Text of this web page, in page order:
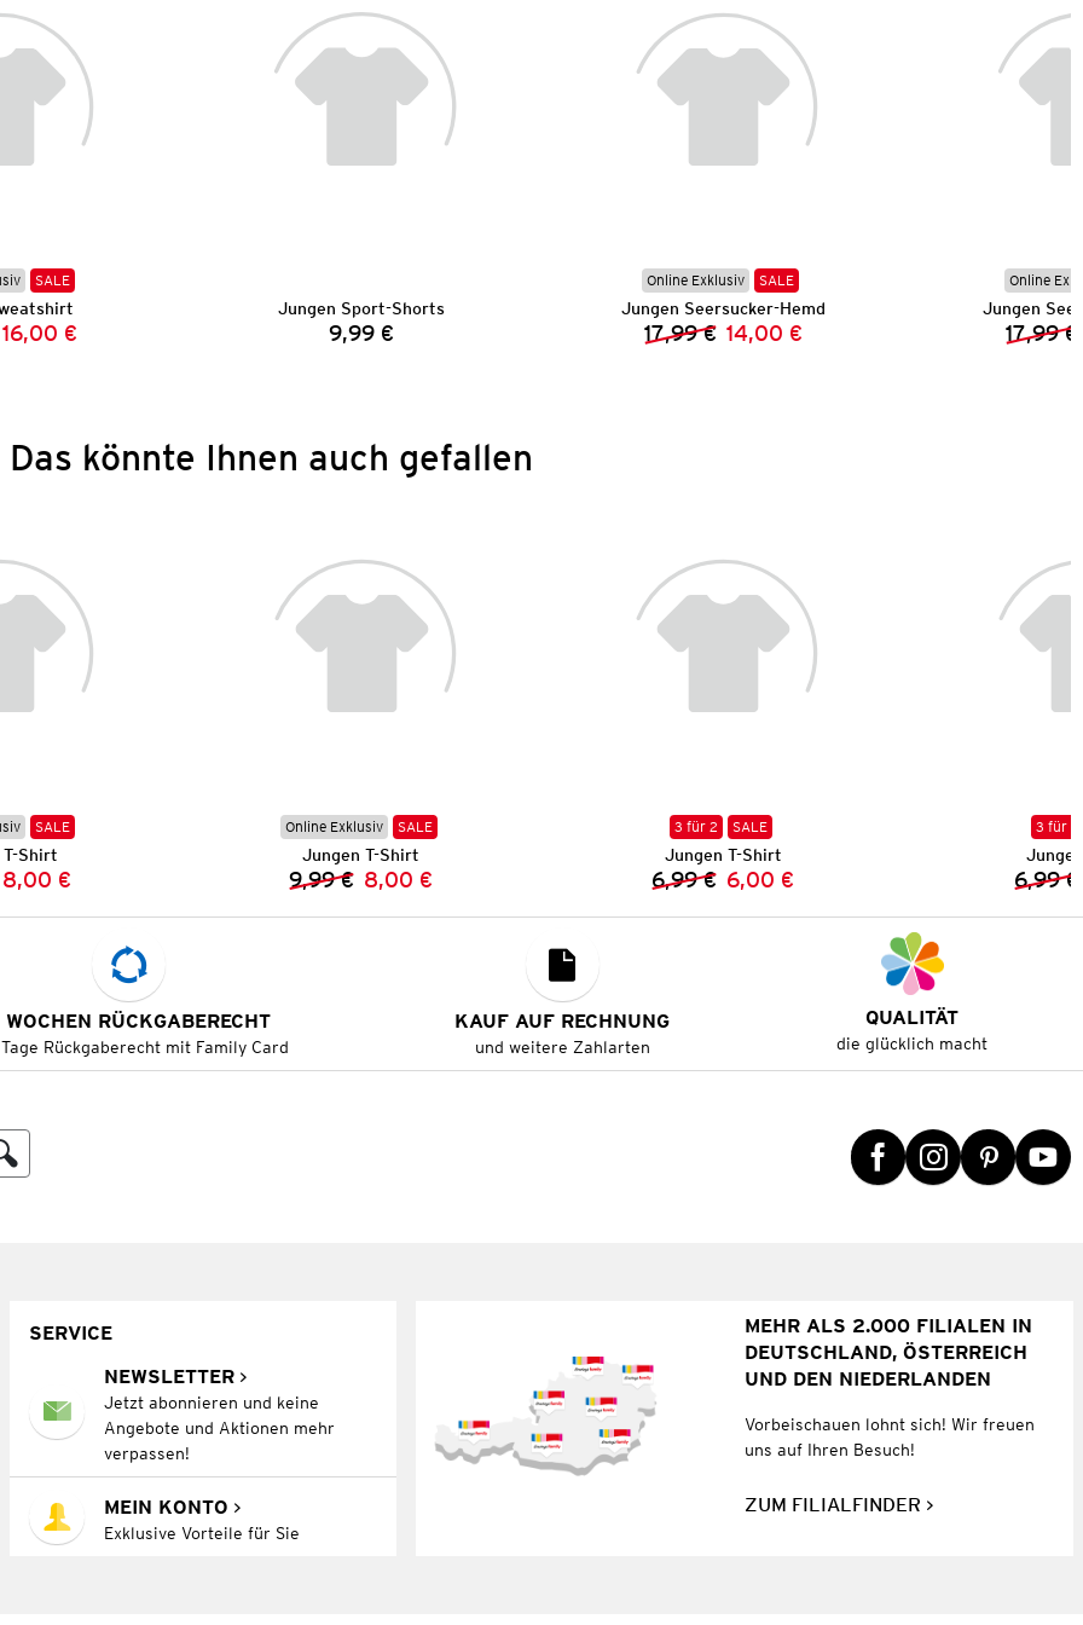
SALE
Preis:
Preis:
16,00 €
Jungen Sport-Shorts
Preis:
9,99 €
Online Exklusiv SALE
Jungen Seersucker-Hemd
Vorheriger Preis:
17,99 € Neuer Preis:
14,00 €
Online
Jungen
17,99 €
Das könnte Ihnen auch gefallen
SALE
Shirt
Preis:
Preis:
8,00 €
Online Exklusiv SALE
Jungen T-Shirt
Vorheriger Preis:
9,99 € Neuer Preis:
8,00 €
3 für 2 SALE
Jungen T-Shirt
Vorheriger Preis:
6,99 € Neuer Preis:
6,00 €
3 für 2
6,99 €
RÜCKGABERECHT
Rückgaberecht mit Family Card
KAUF AUF RECHNUNG
und weitere Zahlarten
QUALITÄT
die glücklich macht
SERVICE
NEWSLETTER
Jetzt abonnieren und keine
Angebote und Aktionen mehr
verpassen!
MEIN KONTO
Exklusive Vorteile für Sie
MEHR ALS 2.000 FILIALEN IN
DEUTSCHLAND, ÖSTERREICH
UND DEN NIEDERLANDEN
Vorbeischauen lohnt sich! Wir freuen
uns auf Ihren Besuch!
ZUM FILIALFINDER